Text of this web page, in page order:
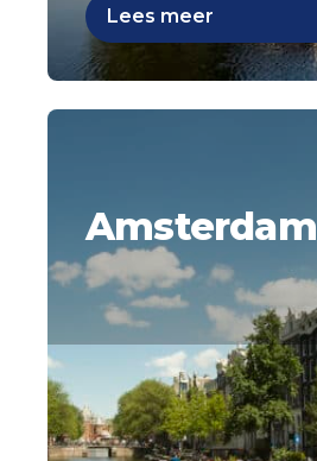
Lees meer
Amsterdam